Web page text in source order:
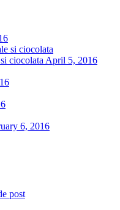
ciocolata April 5, 2016
6, 2016
post